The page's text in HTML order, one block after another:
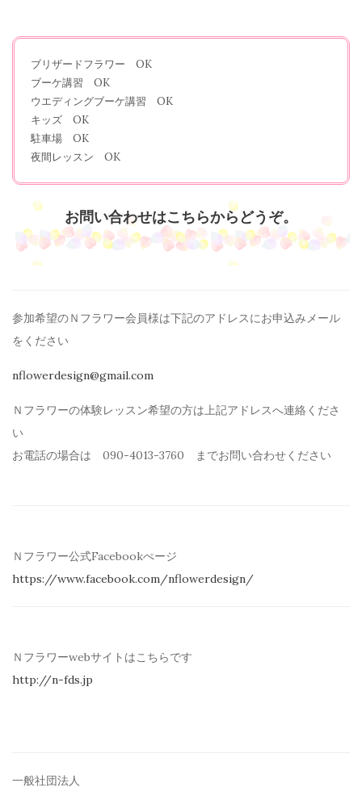
ブリザードフラワー OK
ブーケ講習 OK
ウエディングブーケ講習 OK
キッズ OK
駐車場 OK
夜間レッスン OK
お問い合わせはこちらからどうぞ。
参加希望のＮフラワー会員様は下記のアドレスにお申込みメール
を ください
nflowerdesign@gmail.com
Ｎフラワーの体験レッスン希望の方は上記アドレスへ連絡くださ
い
お電話の場合は 090-4013-3760 までお問い合わせください
Ｎフラワー公式Facebookぺージ
https://www.facebook.com/nflowerdesign/
Ｎフラワーwebサイトはこちらです
http://n-fds.jp
一般社団法人